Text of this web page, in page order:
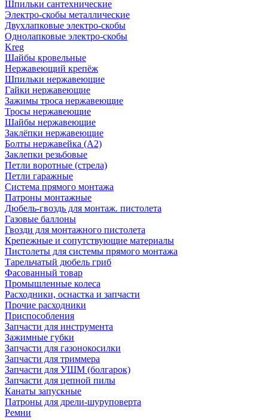
Шпильки сантехнические
Электро-скобы металлические
Двухлапковые электро-скобы
Однолапковые электро-скобы
Kreg
Шайбы кровельные
Нержавеющий крепёж
Шпильки нержавеющие
Гайки нержавеющие
Зажимы троса нержавеющие
Тросы нержавеющие
Шайбы нержавеющие
Заклёпки нержавеющие
Болты нержавейка (А2)
Заклепки резьбовые
Петли воротные (стрела)
Петли гаражные
Система прямого монтажа
Патроны монтажные
Дюбель-гвоздь для монтаж. пистолета
Газовые баллоны
Гвозди для монтажного пистолета
Крепежные и сопутствующие материалы
Пистолеты для системы прямого монтажа
Тарельчатый дюбель гриб
Фасованный товар
Промышленные колеса
Расходники, оснастка и запчасти
Прочие расходники
Приспособления
Запчасти для инструмента
Зажимные губки
Запчасти для газонокосилки
Запчасти для триммера
Запчасти для УШМ (болгарок)
Запчасти для цепной пилы
Канаты запускные
Патроны для дрели-шуруповерта
Ремни